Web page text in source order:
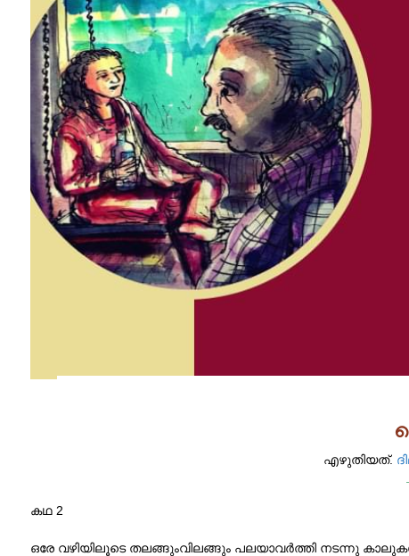
എഴുതിയത്.
കഥ 2
ഒരേ വഴിയിലൂടെ തലങ്ങുംവിലങ്ങും പലയാവർത്തി നടന്നു